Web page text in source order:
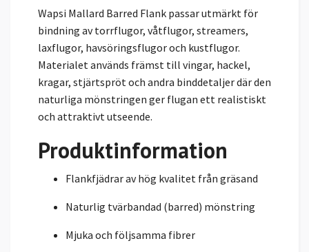
Wapsi Mallard Barred Flank passar utmärkt för
bindning av torrflugor, våtflugor, streamers,
laxflugor, havsöringsflugor och kustflugor.
Materialet används främst till vingar, hackel,
kragar, stjärtspröt och andra binddetaljer där den
naturliga mönstringen ger flugan ett realistiskt
och attraktivt utseende.
Produktinformation
Flankfjädrar av hög kvalitet från gräsand
Naturlig tvärbandad (barred) mönstring
Mjuka och följsamma fibrer